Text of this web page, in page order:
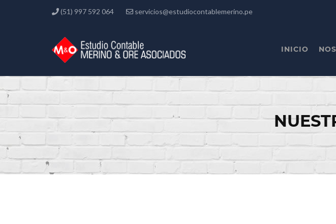
(51) 997 592 064 servicios@estudiocontablemerino.pe
INICIO